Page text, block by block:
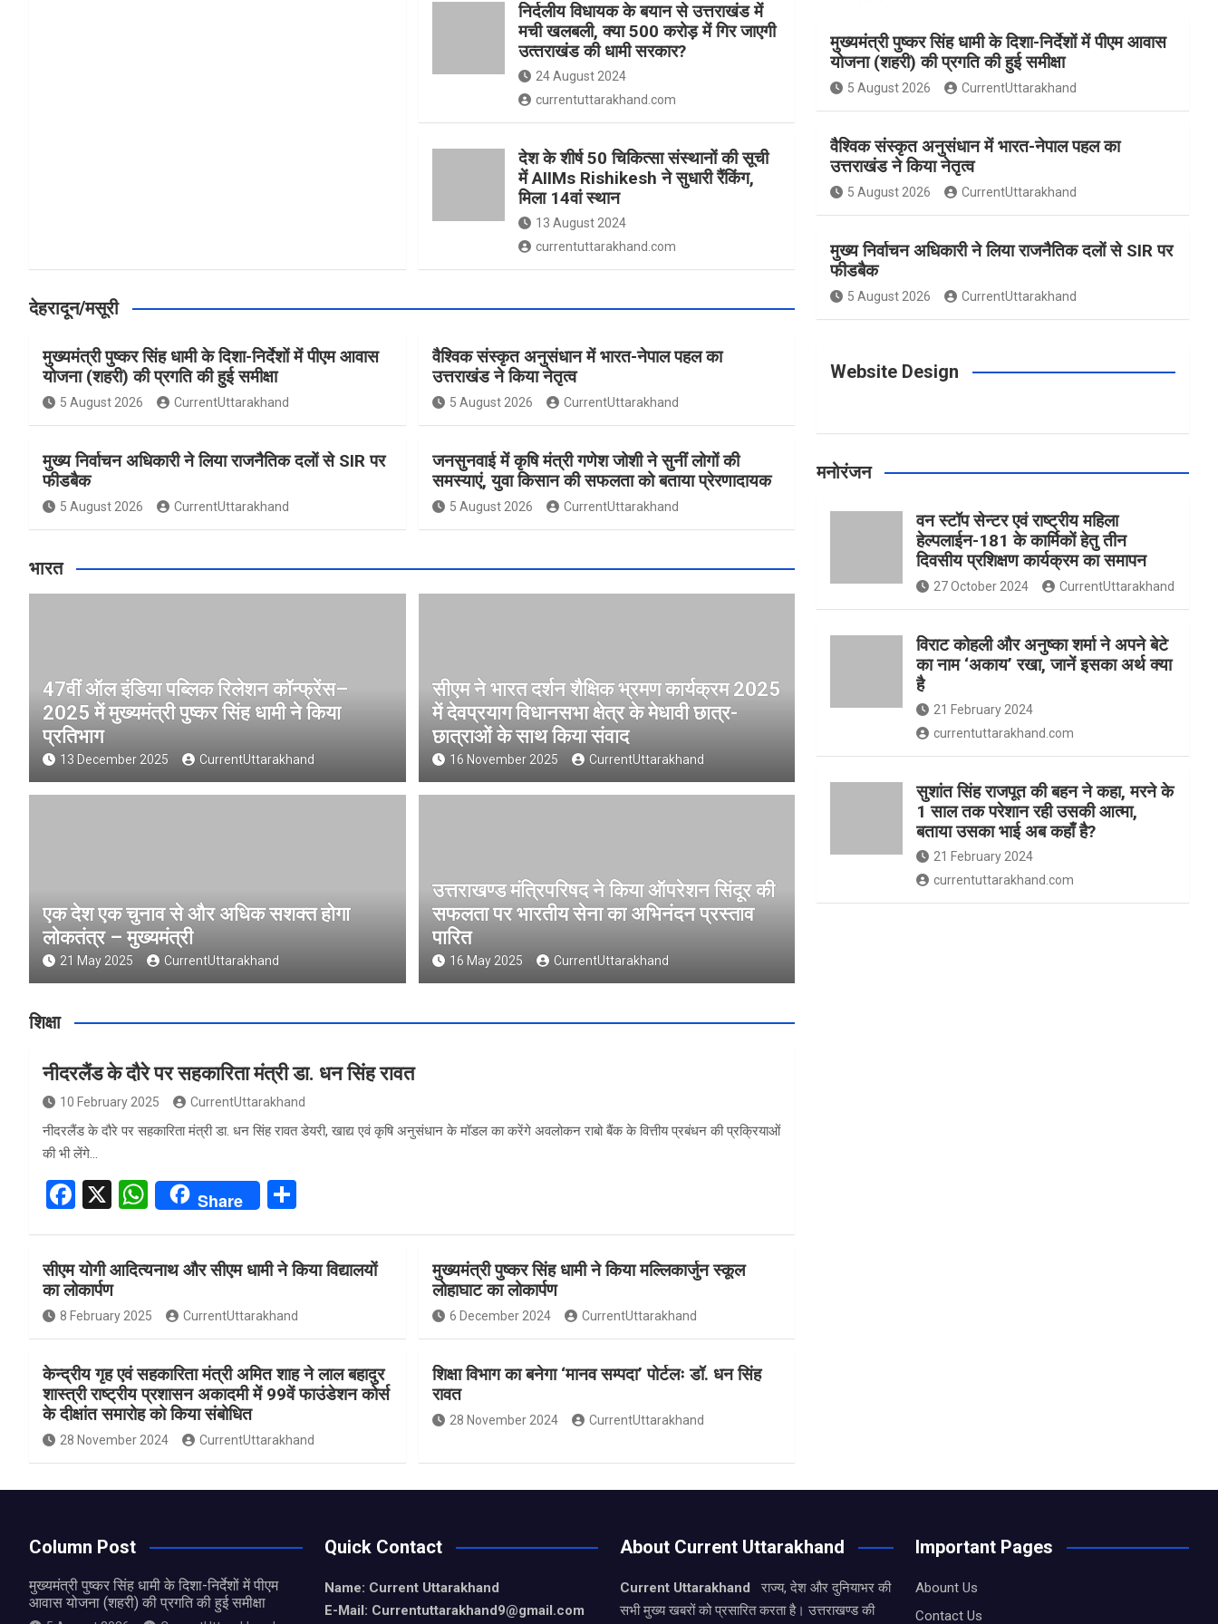
निर्दलीय विधायक के बयान से उत्तराखंड में
मची खलबली, क्‍या 500 करोड़ में गिर जाएगी
उत्‍तराखंड की धामी सरकार?
24 August 2024
currentuttarakhand.com
देश के शीर्ष 50 चिकित्सा संस्थानों की सूची
में AIIMs Rishikesh ने सुधारी रैंकिंग,
मिला 14वां स्थान
13 August 2024
currentuttarakhand.com
देहरादून/मसूरी
मुख्यमंत्री पुष्कर सिंह धामी के दिशा-निर्देशों में पीएम आवास
योजना (शहरी) की प्रगति की हुई समीक्षा
5 August 2026 CurrentUttarakhand
वैश्विक संस्कृत अनुसंधान में भारत-नेपाल पहल का
उत्तराखंड ने किया नेतृत्व
5 August 2026 CurrentUttarakhand
मुख्य निर्वाचन अधिकारी ने लिया राजनैतिक दलों से SIR पर
फीडबैक
5 August 2026 CurrentUttarakhand
जनसुनवाई में कृषि मंत्री गणेश जोशी ने सुनीं लोगों की
समस्याएं, युवा किसान की सफलता को बताया प्रेरणादायक
5 August 2026 CurrentUttarakhand
भारत
47वीं ऑल इंडिया पब्लिक रिलेशन कॉन्फ्रेंस–
2025 में मुख्यमंत्री पुष्कर सिंह धामी ने किया
प्रतिभाग
13 December 2025 CurrentUttarakhand
सीएम ने भारत दर्शन शैक्षिक भ्रमण कार्यक्रम 2025
में देवप्रयाग विधानसभा क्षेत्र के मेधावी छात्र-
छात्राओं के साथ किया संवाद
16 November 2025 CurrentUttarakhand
एक देश एक चुनाव से और अधिक सशक्त होगा
लोकतंत्र – मुख्यमंत्री
21 May 2025 CurrentUttarakhand
उत्तराखण्ड मंत्रिपरिषद ने किया ऑपरेशन सिंदूर की
सफलता पर भारतीय सेना का अभिनंदन प्रस्ताव
पारित
16 May 2025 CurrentUttarakhand
शिक्षा
नीदरलैंड के दौरे पर सहकारिता मंत्री डा. धन सिंह रावत
10 February 2025 CurrentUttarakhand
नीदरलैंड के दौरे पर सहकारिता मंत्री डा. धन सिंह रावत डेयरी, खाद्य एवं कृषि अनुसंधान के मॉडल का करेंगे अवलोकन राबो बैंक के वित्तीय प्रबंधन की प्रक्रियाओं
की भी लेंगे…
F
ce
b
o
o
k
X
W
s
A
p
p
Share
ar
e
सीएम योगी आदित्यनाथ और सीएम धामी ने किया विद्यालयों
का लोकार्पण
8 February 2025 CurrentUttarakhand
मुख्यमंत्री पुष्कर सिंह धामी ने किया मल्लिकार्जुन स्कूल
लोहाघाट का लोकार्पण
6 December 2024 CurrentUttarakhand
केन्द्रीय गृह एवं सहकारिता मंत्री अमित शाह ने लाल बहादुर
शास्त्री राष्ट्रीय प्रशासन अकादमी में 99वें फाउंडेशन कोर्स
के दीक्षांत समारोह को किया संबोधित
28 November 2024 CurrentUttarakhand
शिक्षा विभाग का बनेगा ‘मानव सम्पदा’ पोर्टलः डॉ. धन सिंह
रावत
28 November 2024 CurrentUttarakhand
e
b
o
o
t
a
g
r
t
e
e
t
r
u
e
मुख्यमंत्री पुष्कर सिंह धामी के दिशा-निर्देशों में पीएम आवास
योजना (शहरी) की प्रगति की हुई समीक्षा
5 August 2026 CurrentUttarakhand
वैश्विक संस्कृत अनुसंधान में भारत-नेपाल पहल का
उत्तराखंड ने किया नेतृत्व
5 August 2026 CurrentUttarakhand
मुख्य निर्वाचन अधिकारी ने लिया राजनैतिक दलों से SIR पर
फीडबैक
5 August 2026 CurrentUttarakhand
Website Design
मनोरंजन
वन स्टॉप सेन्टर एवं राष्ट्रीय महिला
हेल्पलाईन-181 के कार्मिकों हेतु तीन
दिवसीय प्रशिक्षण कार्यक्रम का समापन
27 October 2024 CurrentUttarakhand
विराट कोहली और अनुष्का शर्मा ने अपने बेटे
का नाम ‘अकाय’ रखा, जानें इसका अर्थ क्‍या
है
21 February 2024
currentuttarakhand.com
सुशांत सिंह राजपूत की बहन ने कहा, मरने के
1 साल तक परेशान रही उसकी आत्मा,
बताया उसका भाई अब कहाँ है?
21 February 2024
currentuttarakhand.com
Column Post
मुख्यमंत्री पुष्कर सिंह धामी के दिशा-निर्देशों में पीएम
आवास योजना (शहरी) की प्रगति की हुई समीक्षा
Quick Contact
Name: Current Uttarakhand
E-Mail: Currentuttarakhand9@gmail.com
About Current Uttarakhand
Current Uttarakhand
राज्य, देश और दुनियाभर की
सभी मुख्य खबरों को प्रसारित करता है। उत्तराखण्ड की
Important Pages
Abount Us
Contact Us